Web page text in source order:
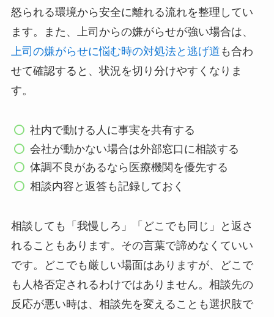
怒られる環境から安全に離れる流れを整理してい
ます。また、上司からの嫌がらせが強い場合は、
上司の嫌がらせに悩む時の対処法と逃げ道 も合わ
せて確認すると、状況を切り分けやすくなりま
す。
社内で動ける人に事実を共有する
会社が動かない場合は外部窓口に相談する
体調不良があるなら医療機関を優先する
相談内容と返答も記録しておく
相談しても「我慢しろ」「どこでも同じ」と返さ
れることもあります。その言葉で諦めなくていい
です。どこでも厳しい場面はありますが、どこで
も人格否定されるわけではありません。相談先の
反応が悪い時は、相談先を変えることも選択肢で